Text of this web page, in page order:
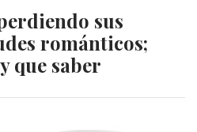
sus
románticos;
que saber